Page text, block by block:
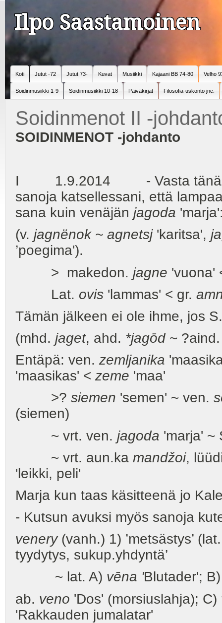
Ilpo Saastamoinen
Koti Jutut -72 Jutut 73- Kuvat Musiikki Kajaani BB 74-80 Velho
Soidinmusiikki 1-9 Soidinmusiikki 10-18 Päiväkirjat Filosofia-uskonto jne.
Soidinmenot II -
SOIDINMENOT -johdanto
I 1.9.2014 - Vasta tänä
sanoja katsellessani, että
sana kuin venäjän jagoda
(v. jagnënok ~ agnetsj'karitsa',
’poegima').
> makedon. jagne 'vuona'
Lat. ovis 'lammas' < gr.
Tämän jälkeen ei ole ihme, jos
(mhd. jaget, ahd. *jagōd ~
Entäpä: ven. zemljanika
'maasikas' < zeme 'maa'
>? siemen 'semen' ~ ven.
(siemen)
~ vrt. ven. jagoda 'marja' ~
~ vrt. aun.ka mandžoi,
'leikki, peli'
Marja kun taas käsitteenä jo
- Kutsun avuksi myös sanoja
venery(vanh.) 1) ’metsästys’
tyydytys, sukup.yhdyntä’
~ lat. A) vēna 'Blutader';
ab. veno 'Dos' (morsiuslahja); C)
'Rakkauden jumalatar'